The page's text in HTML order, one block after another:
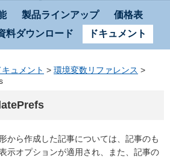
製品ラインアップ
価格表
料ダウンロード ドキュメント
キュメント > 環境変数リファレンス >
から作成した記事については、記事のも
示オプションが適用され、また、記事の